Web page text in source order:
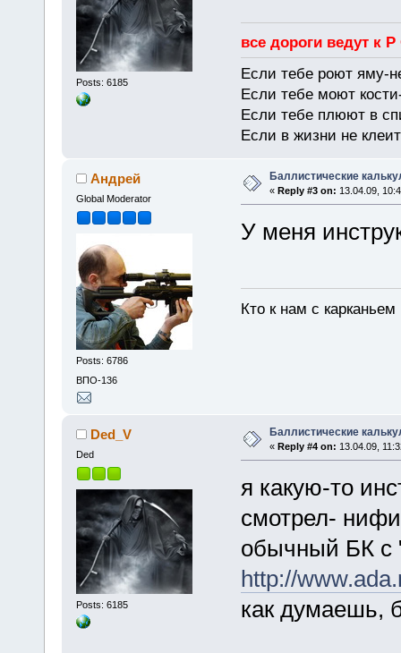
Posts: 6185
все дороги ведут к
Если тебе роют яму-
Если тебе моют
Если тебе плюют в
Если в жизни не
Андрей
Global Moderator
Posts: 6786
ВПО-136
Баллистические
« Reply #3 on: 13.04.09,
У меня
Кто к нам с
Ded_V
Ded
Posts: 6185
Баллистические
« Reply #4 on: 13.04.09,
я какую-то
смотрел-
обычный БК с
http://
как думаешь,